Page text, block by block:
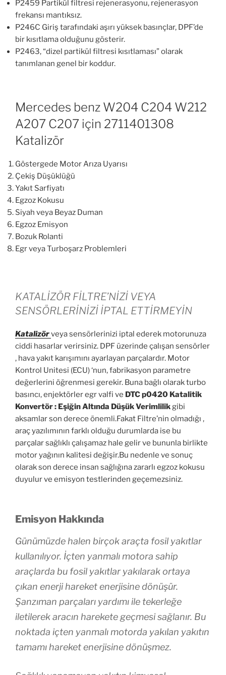
P2459 Partikül filtresi rejenerasyonu, rejenerasyon
frekansı mantıksız.
P246C Giriş tarafındaki aşırı yüksek basınçlar, DPF’de
bir kısıtlama olduğunu gösterir.
P2463, “dizel partikül filtresi kısıtlaması” olarak
tanımlanan genel bir koddur.
Mercedes benz W204 C204 W212
A207 C207 için 2711401308
Katalizör
Göstergede Motor Arıza Uyarısı
Çekiş Düşüklüğü
Yakıt Sarfiyatı
Egzoz Kokusu
Siyah veya Beyaz Duman
Egzoz Emisyon
Bozuk Rolanti
Egr veya Turboşarz Problemleri
KATALİZÖR FİLTRE’NİZİ VEYA
SENSÖRLERİNİZİ İPTAL ETTİRMEYİN
Katalizörveya sensörlerinizi iptal ederek motorunuza
ciddi hasarlar verirsiniz. DPF üzerinde çalışan sensörler
, hava yakıt karışımını ayarlayan parçalardır. Motor
Kontrol Unitesi (ECU) ‘nun, fabrikasyon parametre
değerlerini öğrenmesi gerekir. Buna bağlı olarak turbo
basıncı, enjektörler egr valfi ve DTC p0420 Katalitik
Konvertör : Eşiğin Altında Düşük Verimlilikgibi
aksamlar son derece önemli.Fakat Filtre’nin olmadığı ,
araç yazılımının farklı olduğu durumlarda ise bu
parçalar sağlıklı çalışamaz hale gelir ve bununla birlikte
motor yağının kalitesi değişir.Bu nedenle ve sonuç
olarak son derece insan sağlığına zararlı egzoz kokusu
duyulur ve emisyon testlerinden geçemezsiniz.
Emisyon Hakkında
Günümüzde halen birçok araçta fosil yakıtlar
kullanılıyor. İçten yanmalı motora sahip
araçlarda bu fosil yakıtlar yakılarak ortaya
çıkan enerji hareket enerjisine dönüşür.
Şanzıman parçaları yardımı ile tekerleğe
iletilerek aracın harekete geçmesi sağlanır. Bu
noktada içten yanmalı motorda yakılan yakıtın
tamamı hareket enerjisine dönüşmez.